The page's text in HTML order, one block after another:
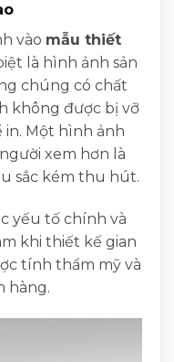
vào mẫu thiết
là hình ảnh sản
chúng có chất
không được bị vỡ
in. Một hình ảnh
xem hơn là
sắc kém thu hút.
yếu tố chính và
khi thiết kế gian
tính thẩm mỹ và
hàng.